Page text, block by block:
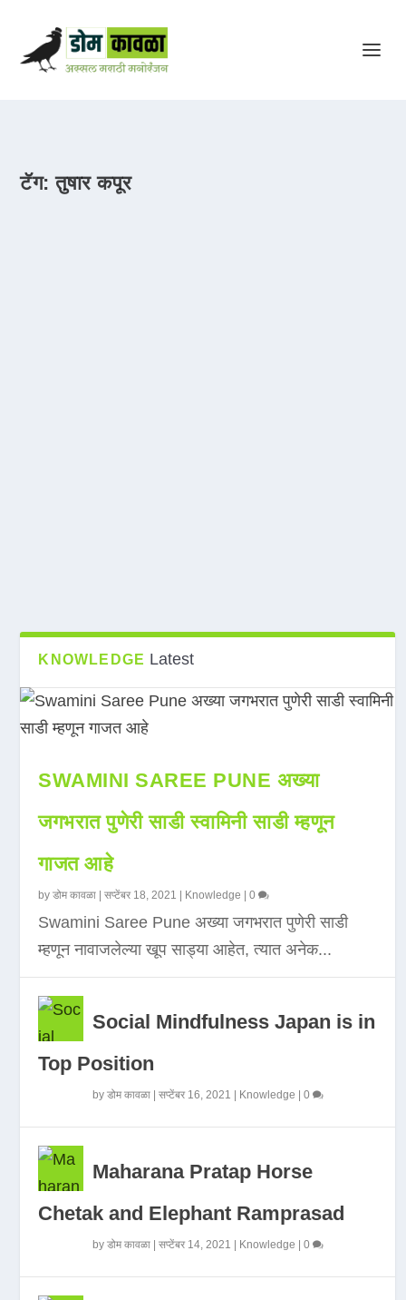
टॅग:तुषार कपूर
KNOWLEDGE Latest
SWAMINI SAREE PUNE अख्या
जगभरात पुणेरी साडी स्वामिनी साडी म्हणून
गाजत आहे
byडोम कावळा |सप्टेंबर 18, 2021 Knowledge |0
Swamini Saree Pune अख्या जगभरात पुणेरी साडी
म्हणून नावाजलेल्या खूप साड्या आहेत, त्यात अनेक...
Social Mindfulness Japan is in
Top Position
byडोम कावळा |सप्टेंबर 16, 2021 Knowledge |0
Maharana Pratap Horse
Chetak and Elephant Ramprasad
byडोम कावळा |सप्टेंबर 14, 2021 Knowledge |0